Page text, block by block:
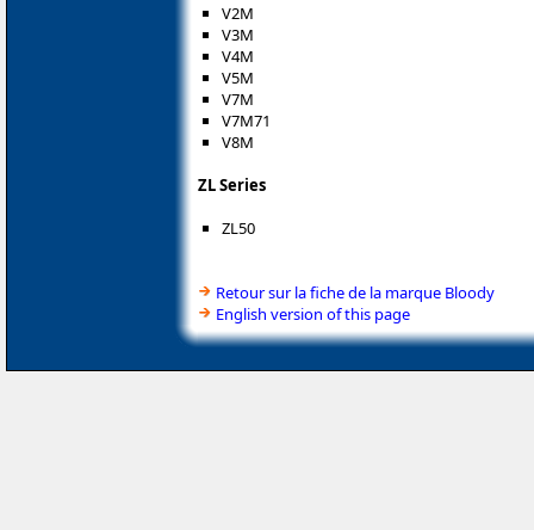
V2M
V3M
V4M
V5M
V7M
V7M71
V8M
ZL Series
ZL50
Retour sur la fiche de la marque Bloody
English version of this page